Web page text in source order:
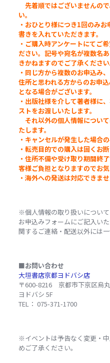
先着順ではございませんの
い。
・おひとり様につき1回のみお
書きを入れていただきます。
・ ご購入時アンケートにてご
ださい。記号や宛名が複数名
きかねますのでご了承ください
・同じ方から複数のお申込み
住所と思われる方からのお申
となる場合がございます。
・出版社様を介して著者様に
ストをお渡しいたします。
それ以外の個人情報につい
たします。
・キャンセルが発生した場合
・転売目的での購入は固くお
・住所不備や受け取り期間終
客様ご負担となりますのでお気
・海外への発送は対応できませ
※個人情報の取り扱いについ
お申込みフォームにご記入い
関するご連絡・配送以外には一
■お問い合わせ
大垣書店京都ヨドバシ店
〒600-8216 京都市下京区烏
ヨドバシ 5F
TEL： 075-371-1700
※イベントは予告なく変更・
めご了承ください。